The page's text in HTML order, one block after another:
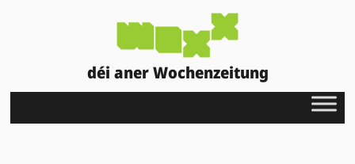
déi aner Wochenzeitung